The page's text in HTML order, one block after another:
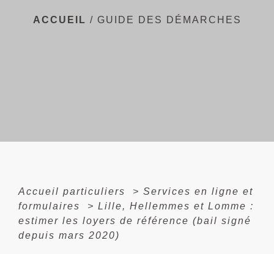
ACCUEIL / GUIDE DES DÉMARCHES
Accueil particuliers > Services en ligne et
formulaires
> Lille, Hellemmes et Lomme :
estimer les loyers de référence (bail signé
depuis mars 2020)